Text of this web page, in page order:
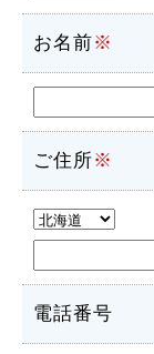
お名前※
ご住所※
電話番号